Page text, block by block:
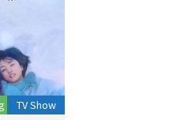
TV Show